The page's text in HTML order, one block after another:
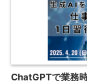
ChatGPTで業務